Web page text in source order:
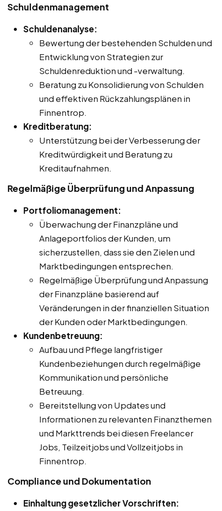
Schuldenmanagement
Schuldenanalyse:
Bewertung der bestehenden Schulden und
Entwicklung von Strategien zur
Schuldenreduktion und -verwaltung.
Beratung zu Konsolidierung von Schulden
und effektiven Rückzahlungsplänen in
Finnentrop.
Kreditberatung:
Unterstützung bei der Verbesserung der
Kreditwürdigkeit und Beratung zu
Kreditaufnahmen.
Regelmäßige Überprüfung und Anpassung
Portfoliomanagement:
Überwachung der Finanzpläne und
Anlageportfolios der Kunden, um
sicherzustellen, dass sie den Zielen und
Marktbedingungen entsprechen.
Regelmäßige Überprüfung und Anpassung
der Finanzpläne basierend auf
Veränderungen in der finanziellen Situation
der Kunden oder Marktbedingungen.
Kundenbetreuung:
Aufbau und Pflege langfristiger
Kundenbeziehungen durch regelmäßige
Kommunikation und persönliche
Betreuung.
Bereitstellung von Updates und
Informationen zu relevanten Finanzthemen
und Markttrends bei diesen Freelancer
Jobs, Teilzeitjobs und Vollzeitjobs in
Finnentrop.
Compliance und Dokumentation
Einhaltung gesetzlicher Vorschriften: